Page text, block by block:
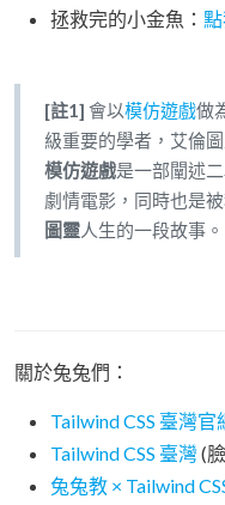
拯救完的小金魚：
[註1] 會以模仿遊戲做
級重要的學者，艾倫圖
模仿遊戲是一部闡述
劇情電影，同時也是
圖靈人生的一段故事。
關於兔兔們：
Tailwind CSS 臺灣官
Tailwind CSS 臺灣 (
兔兔教 × Tailwind